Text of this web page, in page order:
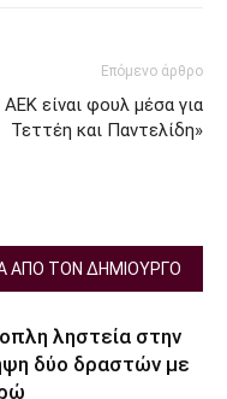
Επόμενο άρθρο
ΑΕΚ είναι φουλ μέσα για
Τεττέη και Παντελίδη»
ΑΠΟ ΤΟΝ ΔΗΜΙΟΥΡΓΟ
ληστεία στην
δύο δραστών με